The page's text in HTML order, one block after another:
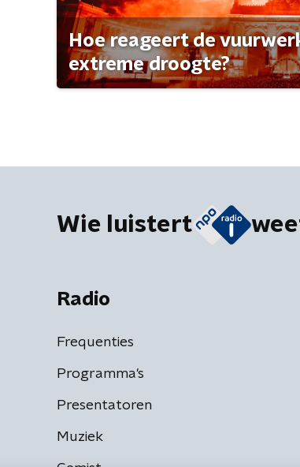
Hoe reageert de
extreme droogte?
Wie luistert
Radio
Frequenties
Programma's
Presentatoren
Muziek